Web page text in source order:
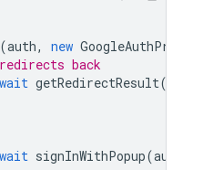
(auth, new
back
getRedirectResult(
signInWithPopup(auth